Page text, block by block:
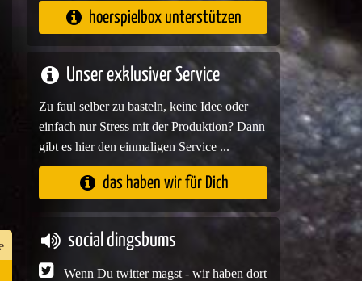
hoerspielbox unterstützen
Unser exklusiver Service
Zu faul selber zu basteln, keine Idee oder
einfach nur Stress mit der Produktion? Dann
gibt es hier den einmaligen Service ...
das haben wir für Dich
social dingsbums
Wenn Du twitter magst - wir haben dort